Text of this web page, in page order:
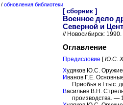
/ обновления библиотеки
[ сборник ]
Военное дело
Северной и
// Новосибирск: 1990.
Оглавление
Предисловие [Ю.С.
Худяков Ю.С. Оружие
Иванов Г.Е.
Приобья в I тыс.
Васильев В.Н.
производства. —